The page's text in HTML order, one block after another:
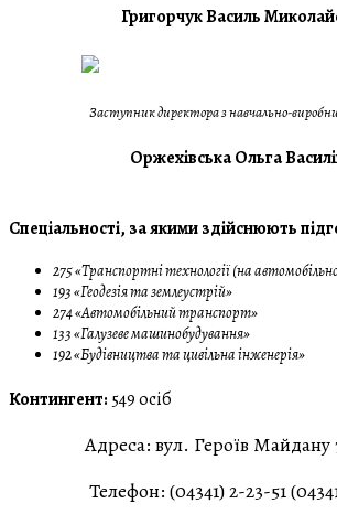
Григорчук Василь
Заступник директора з навчально-
Оржехівська Ольга
Спеціальності, за якими здійснюють
275 «Транспортні технології (на
193 «Геодезія та землеустрій»
274 «Автомобільний транспорт»
133 «Галузеве машинобудування»
192 «Будівництва та цивільна інженерія»
Контингент: 549 осіб
Адреса: вул. Героїв Майдану
Телефон: (04341) 2-23-51